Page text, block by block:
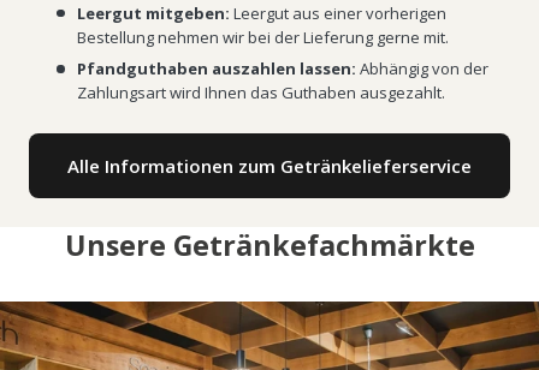
Leergut mitgeben: Leergut aus einer vorherigen
Bestellung nehmen wir bei der Lieferung gerne mit.
Pfandguthaben auszahlen lassen: Abhängig von der
Zahlungsart wird Ihnen das Guthaben ausgezahlt.
Alle Informationen zum Getränkelieferservice
Unsere Getränkefachmärkte